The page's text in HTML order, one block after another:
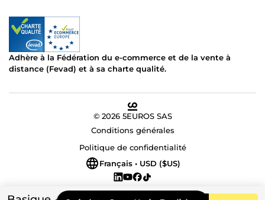
Adhère à la Fédération du e-commerce et de la vente à
distance (Fevad) et à sa charte qualité.
© 2026 5EUROS SAS
Conditions générales
Politique de confidentialité
Français • USD ($US)